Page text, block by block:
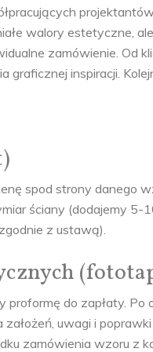
walory estetyczne,
zamówienie. Od
graficznej inspiracji.
spod strony danego
ściany (dodajemy 5-
z ustawą).
do zapłaty. Po
uwagi i
zamówienia wzoru z